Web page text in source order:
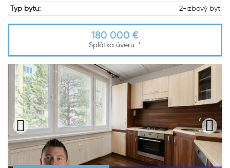
Typ bytu:
2-izbový byt
180 000 €
Splátka úveru: *